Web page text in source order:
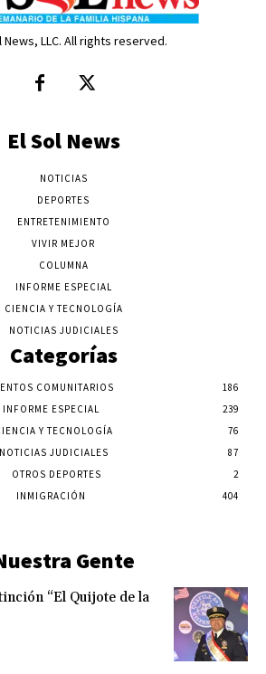
News, LLC. All rights reserved.
El Sol News
NOTICIAS
DEPORTES
ENTRETENIMIENTO
VIVIR MEJOR
COLUMNA
INFORME ESPECIAL
CIENCIA Y TECNOLOGÍA
NOTICIAS JUDICIALES
Categorías
COMUNITARIOS
186
INFORME ESPECIAL
239
Y TECNOLOGÍA
76
NOTICIAS JUDICIALES
87
OTROS DEPORTES
2
INMIGRACIÓN
404
Gente
“El Quijote de la